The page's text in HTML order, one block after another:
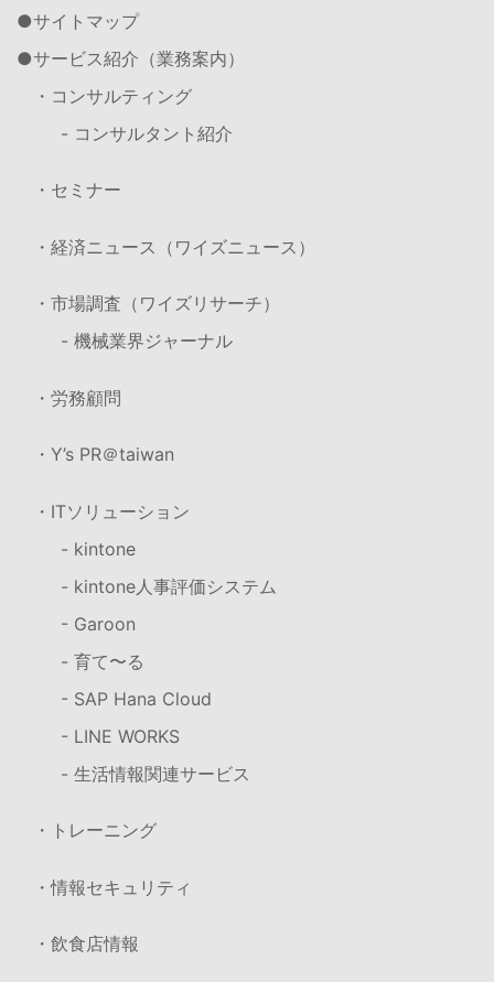
サイトマップ
サービス紹介（業務案内）
・コンサルティング
- コンサルタント紹介
・セミナー
・経済ニュース（ワイズニュース）
・市場調査（ワイズリサーチ）
- 機械業界ジャーナル
・労務顧問
・Y’s PR＠taiwan
・ITソリューション
- kintone
- kintone人事評価システム
- Garoon
- 育て〜る
- SAP Hana Cloud
- LINE WORKS
- 生活情報関連サービス
・トレーニング
・情報セキュリティ
・飲食店情報